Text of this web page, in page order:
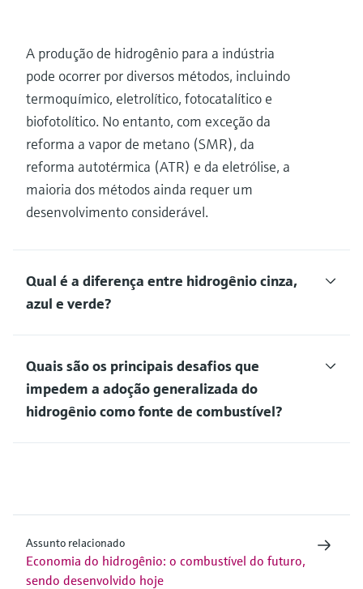
A produção de hidrogênio para a indústria
pode ocorrer por diversos métodos, incluindo
termoquímico, eletrolítico, fotocatalítico e
biofotolítico. No entanto, com exceção da
reforma a vapor de metano (SMR), da
reforma autotérmica (ATR) e da eletrólise, a
maioria dos métodos ainda requer um
desenvolvimento considerável.
Qual é a diferença entre hidrogênio cinza,
azul e verde?
Quais são os principais desafios que
impedem a adoção generalizada do
hidrogênio como fonte de combustível?
Assunto relacionado
Economia do hidrogênio: o combustível do futuro,
sendo desenvolvido hoje